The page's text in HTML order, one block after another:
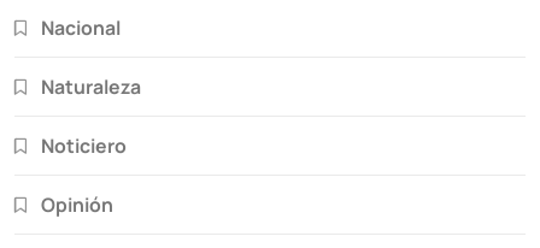
Nacional
Naturaleza
Noticiero
Opinión